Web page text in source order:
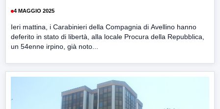
4 MAGGIO 2025
Ieri mattina, i Carabinieri della Compagnia di Avellino hanno
deferito in stato di libertà, alla locale Procura della Repubblica,
un 54enne irpino, già noto...